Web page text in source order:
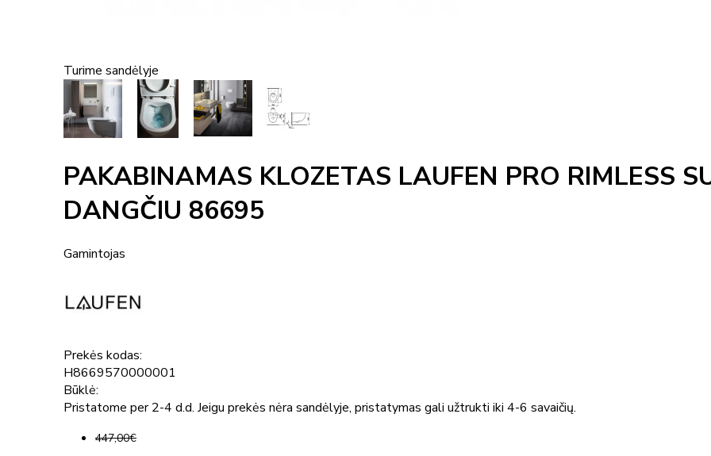
Turime sandėlyje
PAKABINAMAS KLOZETAS LAUFEN PRO RIMLESS
DANGČIU 86695
Gamintojas
Prekės kodas:
H8669570000001
Būklė:
Pristatome per 2-4 d.d. Jeigu prekės nėra sandėlyje, pristatymas gali užtrukti iki 4-6 savaičių.
447,00€